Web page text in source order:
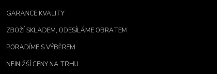
GARANCE KVALITY
ZBOŽÍ SKLADEM, ODESÍLÁME OBRATEM
PORADÍME S VÝBĚREM
NEJNIŽŠÍ CENY NA TRHU